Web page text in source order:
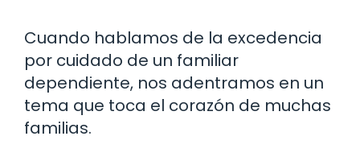
Cuando hablamos de la excedencia
por cuidado de un familiar
dependiente, nos adentramos en un
tema que toca el corazón de muchas
familias.